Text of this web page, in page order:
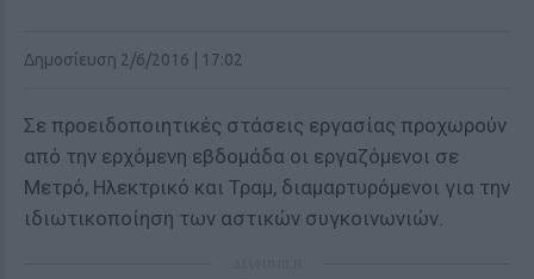
Δημοσίευση 2/6/2016 | 17:02
Σε προειδοποιητικές στάσεις εργασίας προχωρούν
από την ερχόμενη εβδομάδα οι εργαζόμενοι σε
Μετρό, Ηλεκτρικό και Τραμ, διαμαρτυρόμενοι για την
ιδιωτικοποίηση των αστικών συγκοινωνιών.